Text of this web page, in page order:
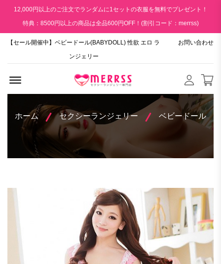
12,000円以上のご注文でランダムに1セットの衣服を無料でプレゼント！
特典：8500円以上の商品は全品600円OFF！(割引コード：merrss)
【セール開催中】ベビードール(BABYDOLL) 性欲 エロ ラ
ンジェリー
お問い合わせ
ホーム セクシーランジェリー ベビードール